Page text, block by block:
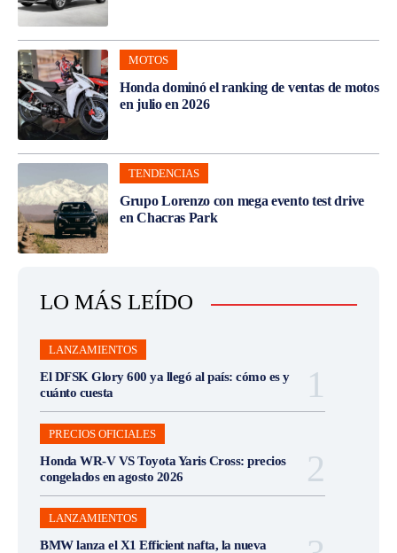
MOTOS
Honda dominó el ranking de ventas de motos
en julio en 2026
TENDENCIAS
Grupo Lorenzo con mega evento test drive
en Chacras Park
LO MÁS LEÍDO
LANZAMIENTOS
El DFSK Glory 600 ya llegó al país: cómo es y
cuánto cuesta
PRECIOS OFICIALES
Honda WR-V VS Toyota Yaris Cross: precios
congelados en agosto 2026
LANZAMIENTOS
BMW lanza el X1 Efficient nafta, la nueva